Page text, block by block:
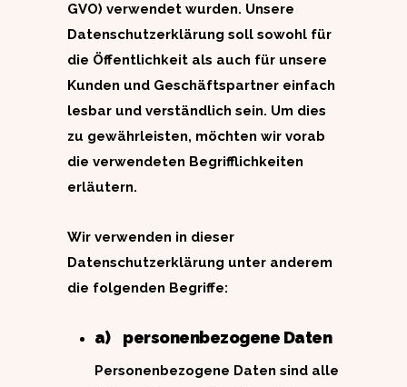
GVO) verwendet wurden. Unsere
Datenschutzerklärung soll sowohl für
die Öffentlichkeit als auch für unsere
Kunden und Geschäftspartner einfach
lesbar und verständlich sein. Um dies
zu gewährleisten, möchten wir vorab
die verwendeten Begrifflichkeiten
erläutern.
Wir verwenden in dieser
Datenschutzerklärung unter anderem
die folgenden Begriffe:
a) personenbezogene Daten
Personenbezogene Daten sind alle